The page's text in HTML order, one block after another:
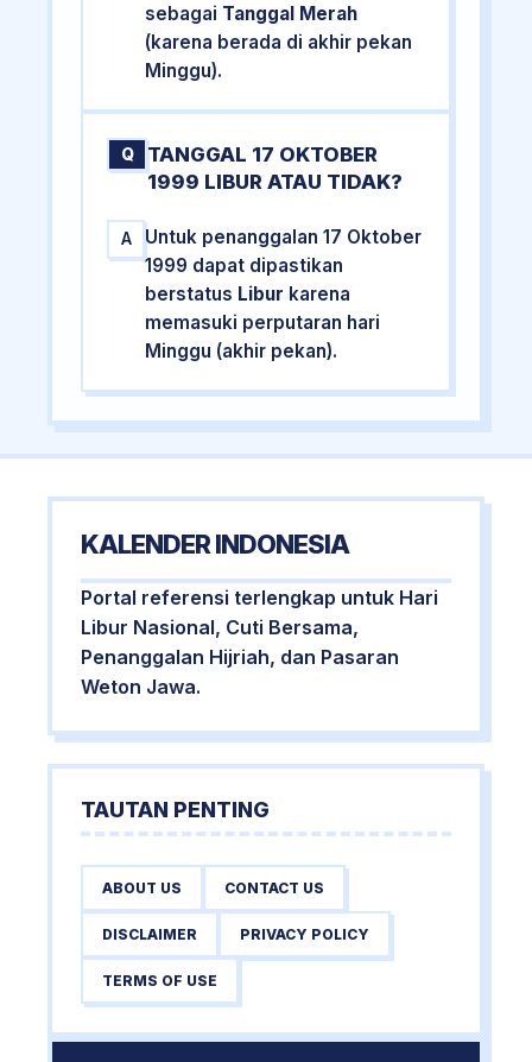
sebagai Tanggal Merah
(karena berada di akhir pekan
Minggu).
Q
TANGGAL 17 OKTOBER
1999 LIBUR ATAU TIDAK?
A
Untuk penanggalan 17 Oktober
1999 dapat dipastikan
berstatus Libur karena
memasuki perputaran hari
Minggu (akhir pekan).
KALENDER INDONESIA
Portal referensi terlengkap untuk Hari
Libur Nasional, Cuti Bersama,
Penanggalan Hijriah, dan Pasaran
Weton Jawa.
TAUTAN PENTING
ABOUT US CONTACT US
DISCLAIMER PRIVACY POLICY
TERMS OF USE